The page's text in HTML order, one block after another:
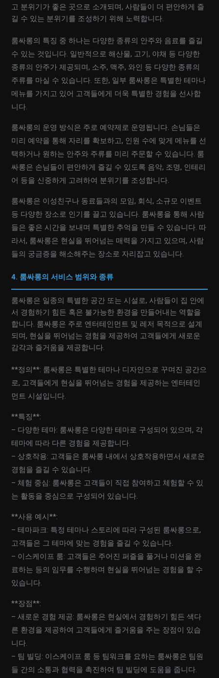
고 분위기가 좋은 곳으로 소개되며, 사람들이 더 편안하게 즐
길 수 있는 분위기를 조성하기 위해 노력합니다.
룸싸롱의 특징 중 하나는 다양한 종류의 안주와 음료를 즐길
수 있는 것입니다. 일반적으로 해산물, 고기, 야채 등 다양한
종류의 안주가 제공되며, 소주, 맥주, 와인 등 다양한 종류의
주류를 마실 수 있습니다. 또한, 일부 룸싸롱은 특별한 테마나
메뉴를 가지고 있어 고객들에게 더욱 특별한 경험을 선사합
니다.
룸싸롱의 운영 방식은 주로 예약제로 운영됩니다. 손님들은
미리 예약을 통해 자리를 확보하고, 인원 수에 맞게 메뉴를 선
택하거나 원하는 안주와 주류를 미리 주문할 수 있습니다. 룸
싸롱은 손님들이 편안하게 즐길 수 있도록 음악, 조명, 인테리
어 등을 신중하게 고려하여 분위기를 조성합니다.
룸싸롱은 이성친구나 동료들과의 모임, 회식, 소규모 이벤트
등 다양한 장소로 인기를 끌고 있습니다. 룸싸롱을 통해 사람
들은 좋은 시간을 보내며 특별한 추억을 만들 수 있습니다. 따
라서, 룸싸롱은 현실을 뛰어넘는 매력을 가지고 있으며, 사람
들의 궁금증을 해소해주는 장소로 자리잡고 있습니다.
4. 룸싸롱의 서비스 범위와 종류
룸싸롱은 일종의 특별한 공간 또는 시설로, 사람들이 집 안에
서 경험하기 힘든 혹은 불가능한 환경을 만들어내는 역할을
합니다. 룸싸롱은 주로 엔터테인먼트 및 레저 목적으로 설계
되며, 현실을 뛰어넘는 경험을 제공하여 고객들에게 새로운
감각과 즐거움을 제공합니다.
**정의**: 룸싸롱은 특별한 테마나 디자인으로 꾸며진 공간으
로, 고객들에게 현실을 뛰어넘는 경험을 제공하는 엔터테인
먼트 시설입니다.
**특징**:
– 다양한 테마: 룸싸롱은 다양한 테마로 구성되어 있으며, 각
테마에 따라 다른 경험을 제공합니다.
– 상호작용: 고객들은 룸싸롱 내에서 상호작용하면서 새로운
경험을 즐길 수 있습니다.
– 체험 중심: 룸싸롱은 고객들이 직접 참여하고 체험할 수 있
는 활동을 중심으로 구성되어 있습니다.
**사용 예시**:
– 테마파크: 특정 테마나 스토리에 따라 구성된 룸싸롱으로,
고객들은 그 테마에 맞는 경험을 즐길 수 있습니다.
– 이스케이프 룸: 고객들은 주어진 퍼즐을 풀거나 미션을 완
료하는 등의 임무를 수행하며 현실을 뛰어넘는 경험을 할 수
있습니다.
**장점**:
– 새로운 경험 제공: 룸싸롱은 현실에서 경험하기 힘든 색다
른 환경을 제공하여 고객들에게 즐거움을 주는 장점이 있습
니다.
– 팀 빌딩: 이스케이프 룸 등 팀워크를 요하는 룸싸롱은 팀원
들 간의 소통과 협력을 촉진하여 팀 빌딩에 도움을 줍니다.